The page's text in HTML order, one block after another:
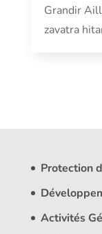
Grandir
zavatra
Protection
Activités